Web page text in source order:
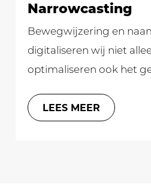
Narrowcasting
Bewegwijzering en
digitaliseren wij niet
optimaliseren ook het
LEES MEER